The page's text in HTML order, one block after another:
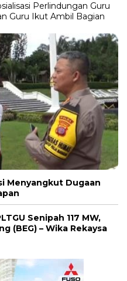
Perlindungan Guru
Guru Ikut Ambil Bagian
Menyangkut Dugaan
Senipah 117 MW,
(BEG) – Wika Rekaysa